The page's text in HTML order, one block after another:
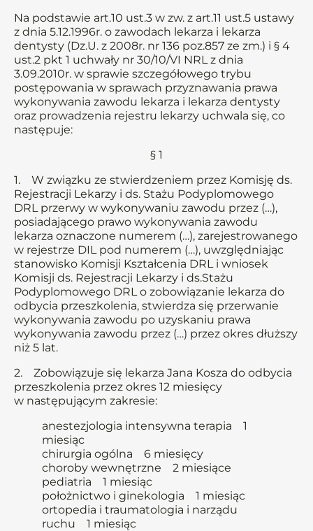
Na podstawie art.10 ust.3 w zw. z art.11 ust.5 ustawy
z dnia 5.12.1996r. o zawodach lekarza i lekarza
dentysty (Dz.U. z 2008r. nr 136 poz.857 ze zm.) i § 4
ust.2 pkt 1 uchwały nr 30/10/VI NRL z dnia
3.09.2010r. w sprawie szczegółowego trybu
postępowania w sprawach przyznawania prawa
wykonywania zawodu lekarza i lekarza dentysty
oraz prowadzenia rejestru lekarzy uchwala się, co
następuje:
§ 1
1. W związku ze stwierdzeniem przez Komisję ds.
Rejestracji Lekarzy i ds. Stażu Podyplomowego
DRL przerwy w wykonywaniu zawodu przez (…),
posiadającego prawo wykonywania zawodu
lekarza oznaczone numerem (…), zarejestrowanego
w rejestrze DIL pod numerem (…), uwzględniając
stanowisko Komisji Kształcenia DRL i wniosek
Komisji ds. Rejestracji Lekarzy i ds.Stażu
Podyplomowego DRL o zobowiązanie lekarza do
odbycia przeszkolenia, stwierdza się przerwanie
wykonywania zawodu po uzyskaniu prawa
wykonywania zawodu przez (…) przez okres dłuższy
niż 5 lat.
2. Zobowiązuje się lekarza Jana Kosza do odbycia
przeszkolenia przez okres 12 miesięcy
w następującym zakresie:
anestezjologia intensywna terapia 1
miesiąc
chirurgia ogólna 6 miesięcy
choroby wewnętrzne 2 miesiące
pediatria 1 miesiąc
położnictwo i ginekologia 1 miesiąc
ortopedia i traumatologia i narządu
ruchu 1 miesiąc